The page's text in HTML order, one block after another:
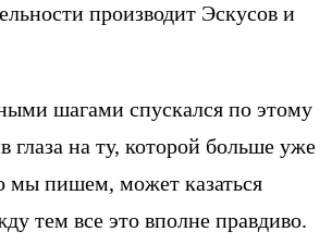
производит Эскусов и
шагами спускался по этому
глаза на ту, которой больше уже
мы пишем, может казаться
тем все это вполне правдиво.